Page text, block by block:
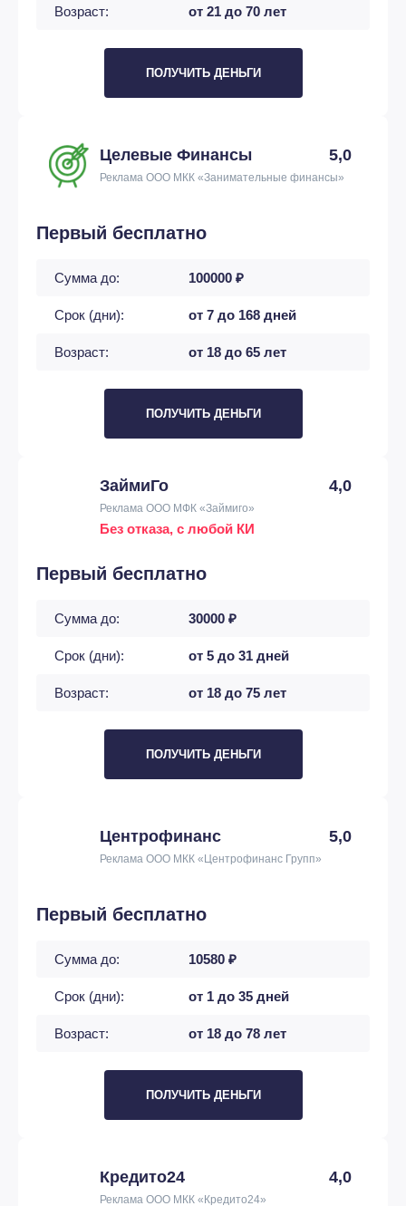
Возраст: от 21 до 70 лет
ПОЛУЧИТЬ ДЕНЬГИ
Целевые Финансы 5,0
Реклама ООО МКК «Занимательные финансы»
Первый бесплатно
Сумма до: 100000 ₽
Срок (дни): от 7 до 168 дней
Возраст: от 18 до 65 лет
ПОЛУЧИТЬ ДЕНЬГИ
ЗаймиГо 4,0
Реклама ООО МФК «Займиго»
Без отказа, с любой КИ
Первый бесплатно
Сумма до: 30000 ₽
Срок (дни): от 5 до 31 дней
Возраст: от 18 до 75 лет
ПОЛУЧИТЬ ДЕНЬГИ
Центрофинанс 5,0
Реклама ООО МКК «Центрофинанс Групп»
Первый бесплатно
Сумма до: 10580 ₽
Срок (дни): от 1 до 35 дней
Возраст: от 18 до 78 лет
ПОЛУЧИТЬ ДЕНЬГИ
Кредито24 4,0
Реклама ООО МКК «Кредито24»